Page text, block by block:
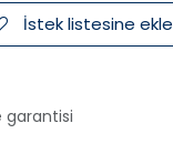
İstek listesine ekle
garantisi